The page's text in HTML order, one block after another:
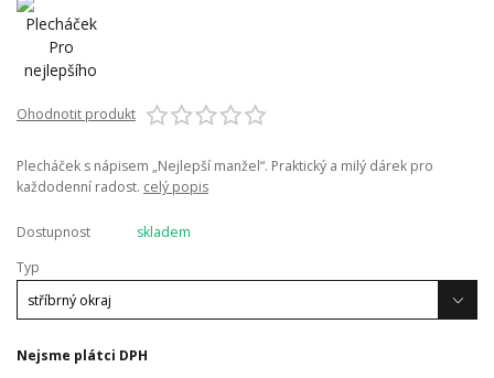
Ohodnotit produkt
Plecháček s nápisem „Nejlepší manžel“. Praktický a milý dárek pro
každodenní radost. celý popis
Dostupnost
skladem
Typ
Nejsme plátci DPH